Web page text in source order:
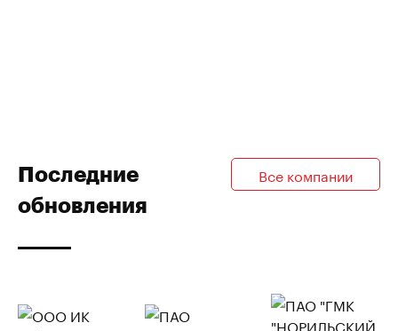
Последние
обновления
Все компании